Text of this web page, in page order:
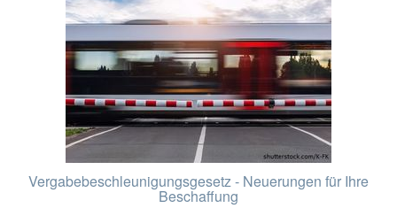
Vergabebeschleunigungsgesetz - Neuerungen für Ihre
Beschaffung